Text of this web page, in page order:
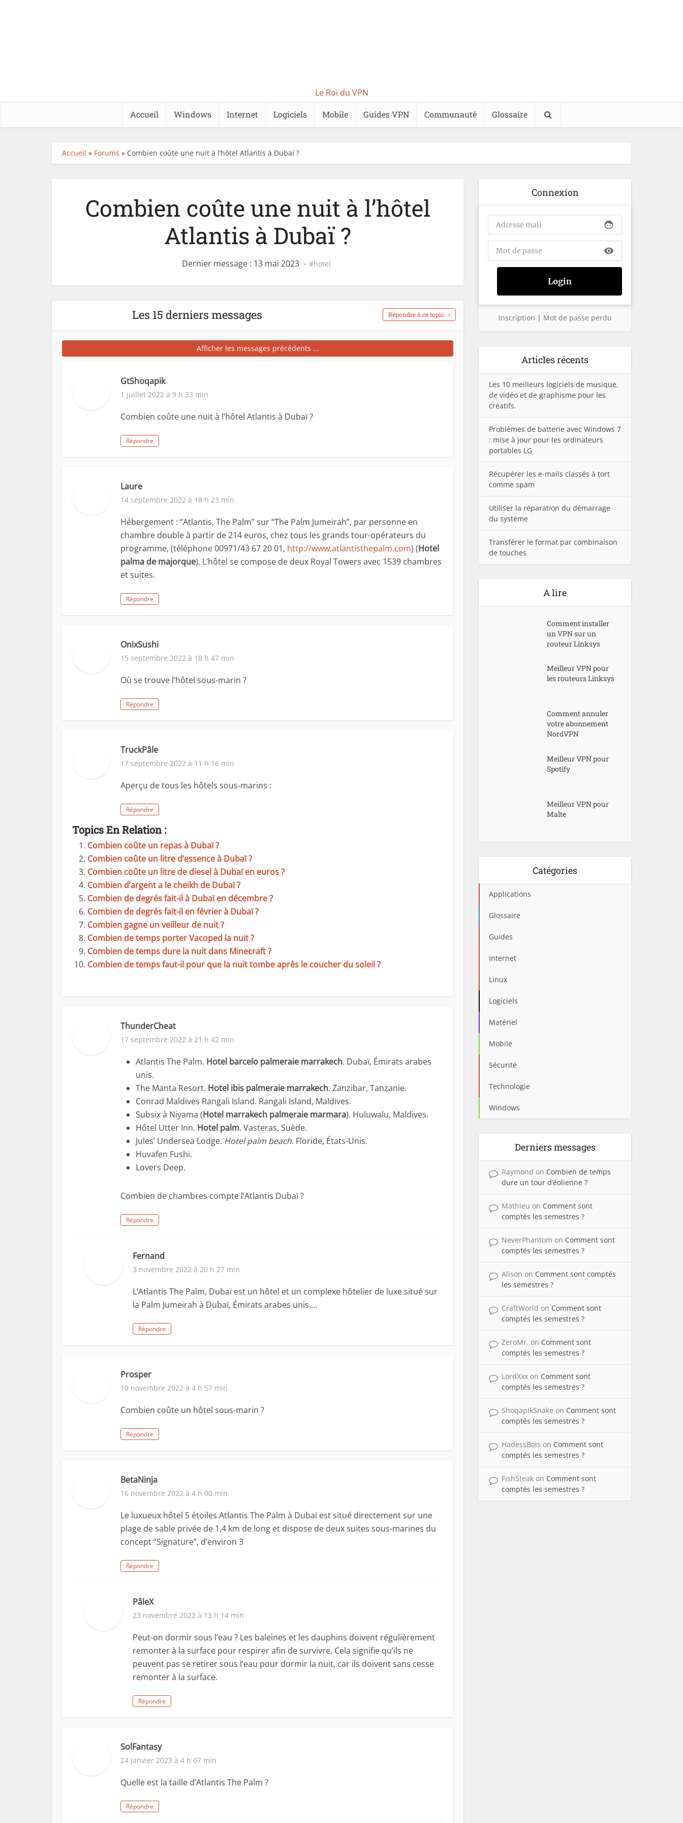
Le Roi du VPN
Accueil Windows Internet Logiciels Mobile Guides VPN Communauté Glossaire
Accueil » Forums » Combien coûte une nuit à l’hôtel Atlantis à Dubaï ?
Combien coûte une nuit à l’hôtel
Atlantis à Dubaï ?
Dernier message : 13 mai 2023 hotel
Les 15 derniers messages Répondre à ce topic
Afficher les messages précédents ...
GtShoqapik
1 juillet 2022 à 9 h 33 min
Combien coûte une nuit à l’hôtel Atlantis à Dubaï ?
Répondre
Laure
14 septembre 2022 à 18 h 23 min
Hébergement : “Atlantis, The Palm” sur “The Palm Jumeirah”, par personne en
chambre double à partir de 214 euros, chez tous les grands tour-opérateurs du
programme, (téléphone 00971/43 67 20 01, http://www.atlantisthepalm.com) (Hotel
palma de majorque). L’hôtel se compose de deux Royal Towers avec 1539 chambres
et suites.
Répondre
OnixSushi
15 septembre 2022 à 18 h 47 min
Où se trouve l’hôtel sous-marin ?
Répondre
TruckPâle
17 septembre 2022 à 11 h 16 min
Aperçu de tous les hôtels sous-marins :
Répondre
Topics En Relation :
Combien coûte un repas à Dubaï ?
Combien coûte un litre d’essence à Dubaï ?
Combien coûte un litre de diesel à Dubaï en euros ?
Combien d’argent a le cheikh de Dubaï ?
Combien de degrés fait-il à Dubaï en décembre ?
Combien de degrés fait-il en février à Dubaï ?
Combien gagne un veilleur de nuit ?
Combien de temps porter Vacoped la nuit ?
Combien de temps dure la nuit dans Minecraft ?
Combien de temps faut-il pour que la nuit tombe après le coucher du soleil ?
ThunderCheat
17 septembre 2022 à 21 h 42 min
Atlantis The Palm. Hotel barcelo palmeraie marrakech. Dubaï, Émirats arabes
unis.
The Manta Resort. Hotel ibis palmeraie marrakech. Zanzibar, Tanzanie.
Conrad Maldives Rangali Island. Rangali Island, Maldives.
Subsix à Niyama (Hotel marrakech palmeraie marmara). Huluwalu, Maldives.
Hôtel Utter Inn. Hotel palm. Vasteras, Suède.
Jules’ Undersea Lodge. Hotel palm beach. Floride, États-Unis.
Huvafen Fushi.
Lovers Deep.
Combien de chambres compte l’Atlantis Dubaï ?
Répondre
Fernand
3 novembre 2022 à 20 h 27 min
L’Atlantis The Palm, Dubaï est un hôtel et un complexe hôtelier de luxe situé sur
la Palm Jumeirah à Dubaï, Émirats arabes unis….
Répondre
Prosper
10 novembre 2022 à 4 h 57 min
Combien coûte un hôtel sous-marin ?
Répondre
BetaNinja
16 novembre 2022 à 4 h 00 min
Le luxueux hôtel 5 étoiles Atlantis The Palm à Dubaï est situé directement sur une
plage de sable privée de 1,4 km de long et dispose de deux suites sous-marines du
concept “Signature”, d’environ 3
Répondre
PâleX
23 novembre 2022 à 13 h 14 min
Peut-on dormir sous l’eau ? Les baleines et les dauphins doivent régulièrement
remonter à la surface pour respirer afin de survivre. Cela signifie qu’ils ne
peuvent pas se retirer sous l’eau pour dormir la nuit, car ils doivent sans cesse
remonter à la surface.
Répondre
SolFantasy
24 janvier 2023 à 4 h 07 min
Quelle est la taille d’Atlantis The Palm ?
Répondre
Connexion
face
visibility
Inscription | Mot de passe perdu
Articles récents
Les 10 meilleurs logiciels de musique,
de vidéo et de graphisme pour les
créatifs.
Problèmes de batterie avec Windows 7
: mise à jour pour les ordinateurs
portables LG
Récupérer les e-mails classés à tort
comme spam
Utiliser la réparation du démarrage
du système
Transférer le format par combinaison
de touches
A lire
Comment installer
un VPN sur un
routeur Linksys
Meilleur VPN pour
les routeurs Linksys
Comment annuler
votre abonnement
NordVPN
Meilleur VPN pour
Spotify
Meilleur VPN pour
Malte
Catégories
Applications
Glossaire
Guides
Internet
Linux
Logiciels
Matériel
Mobile
Sécurité
Technologie
Windows
Derniers messages
Raymond on Combien de temps
dure un tour d’éolienne ?
Mathieu on Comment sont
comptés les semestres ?
NeverPhantom on Comment sont
comptés les semestres ?
Alison on Comment sont comptés
les semestres ?
CraftWorld on Comment sont
comptés les semestres ?
ZeroMr. on Comment sont
comptés les semestres ?
LordXxx on Comment sont
comptés les semestres ?
ShoqapikSnake on Comment sont
comptés les semestres ?
HadessBois on Comment sont
comptés les semestres ?
FishSteak on Comment sont
comptés les semestres ?